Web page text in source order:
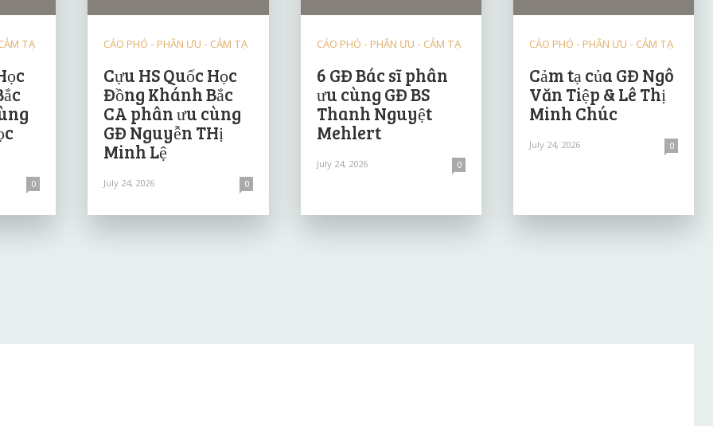
TẠ
0
CÁO PHÓ - PHÂN ƯU - CẢM TẠ
Cựu HS Quốc Học
Đồng Khánh Bắc
CA phân ưu cùng
GĐ Nguyễn THị
Minh Lệ
July 24, 2026 0
CÁO PHÓ - PHÂN ƯU - CẢM TẠ
6 GĐ Bác sĩ phân
ưu cùng GĐ BS
Thanh Nguyệt
Mehlert
July 24, 2026 0
CÁO PHÓ - PHÂN ƯU - CẢM TẠ
Cảm tạ của GĐ Ngô
Văn Tiệp & Lê Thị
Minh Chúc
July 24, 2026 0